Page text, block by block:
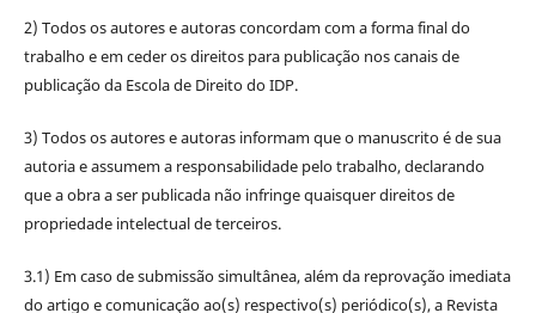
2) Todos os autores e autoras concordam com a forma final do
trabalho e em ceder os direitos para publicação nos canais de
publicação da Escola de Direito do IDP.
3) Todos os autores e autoras informam que o manuscrito é de sua
autoria e assumem a responsabilidade pelo trabalho, declarando
que a obra a ser publicada não infringe quaisquer direitos de
propriedade intelectual de terceiros.
3.1) Em caso de submissão simultânea, além da reprovação imediata
do artigo e comunicação ao(s) respectivo(s) periódico(s), a Revista